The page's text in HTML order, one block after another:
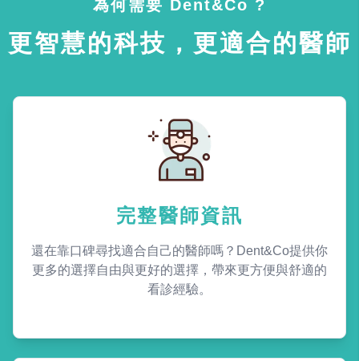
為何需要 Dent&Co ?
更智慧的科技，更適合的醫師
完整醫師資訊
還在靠口碑尋找適合自己的醫師嗎？Dent&Co提供你
更多的選擇自由與更好的選擇，帶來更方便與舒適的
看診經驗。